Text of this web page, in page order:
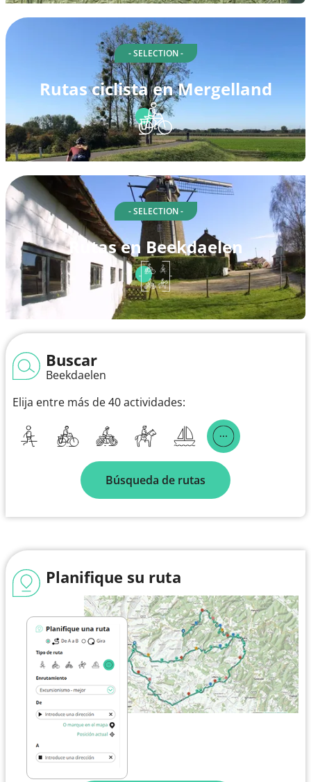
- SELECTION -
Rutas ciclista en Mergelland
- SELECTION -
Rutas en Beekdaelen
Buscar
Beekdaelen
Elija entre más de 40 actividades:
Búsqueda de rutas
Planifique su ruta